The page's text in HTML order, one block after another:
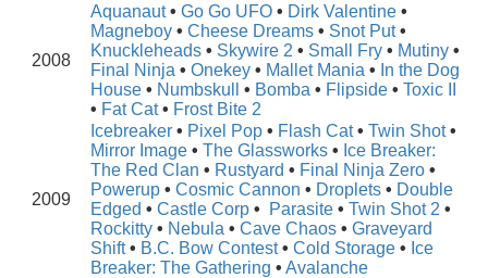
2008
Aquanaut • Go Go UFO • Dirk Valentine •
Magneboy • Cheese Dreams • Snot Put •
Knuckleheads • Skywire 2 • Small Fry • Mutiny •
Final Ninja • Onekey • Mallet Mania • In the Dog
House • Numbskull • Bomba • Flipside • Toxic II
• Fat Cat • Frost Bite 2
2009
Icebreaker • Pixel Pop • Flash Cat • Twin Shot •
Mirror Image • The Glassworks • Ice Breaker:
The Red Clan • Rustyard • Final Ninja Zero •
Powerup • Cosmic Cannon • Droplets • Double
Edged • Castle Corp • Parasite • Twin Shot 2 •
Rockitty • Nebula • Cave Chaos • Graveyard
Shift • B.C. Bow Contest • Cold Storage • Ice
Breaker: The Gathering • Avalanche